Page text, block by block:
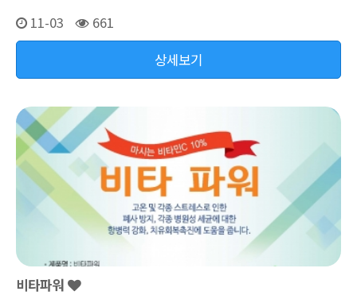
11-03
661
상세보기
비타파워